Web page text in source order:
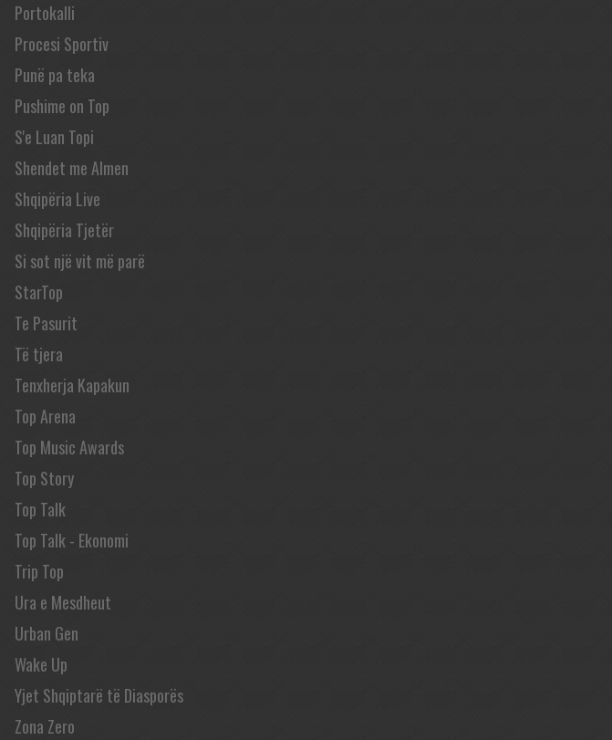
Portokalli
Procesi Sportiv
Punë pa teka
Pushime on Top
S'e Luan Topi
Shendet me Almen
Shqipëria Live
Shqipëria Tjetër
Si sot një vit më parë
StarTop
Te Pasurit
Të tjera
Tenxherja Kapakun
Top Arena
Top Music Awards
Top Story
Top Talk
Top Talk - Ekonomi
Trip Top
Ura e Mesdheut
Urban Gen
Wake Up
Yjet Shqiptarë të Diasporës
Zona Zero